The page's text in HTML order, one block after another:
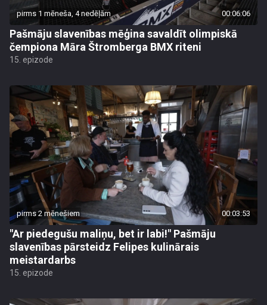
pirms 1 mēneša, 4 nedēļām 00:06:06
Pašmāju slavenības mēģina savaldīt olimpiskā
čempiona Māra Štromberga BMX riteni
15. epizode
pirms 2 mēnešiem 00:03:53
"Ar piedegušu maliņu, bet ir labi!" Pašmāju
slavenības pārsteidz Felipes kulinārais
meistardarbs
15. epizode